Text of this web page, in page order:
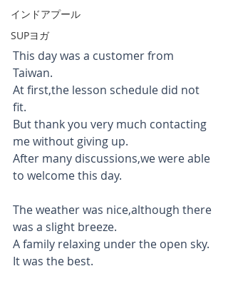
インドアプール
SUPヨガ
This day was a customer from
Taiwan.
At first,the lesson schedule did not
fit.
But thank you very much contacting
me without giving up.
After many discussions,we were able
to welcome this day.
The weather was nice,although there
was a slight breeze.
A family relaxing under the open sky.
It was the best.